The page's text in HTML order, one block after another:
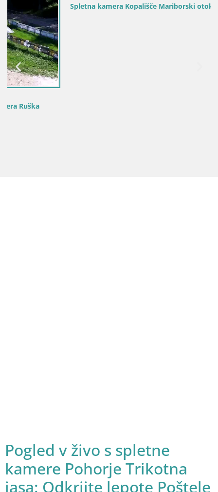
Spletna kamera Kopališče Mariborski otok
Pogled v živo s spletne
kamere Pohorje Trikotna
jasa: Odkrijte lepote Poštele